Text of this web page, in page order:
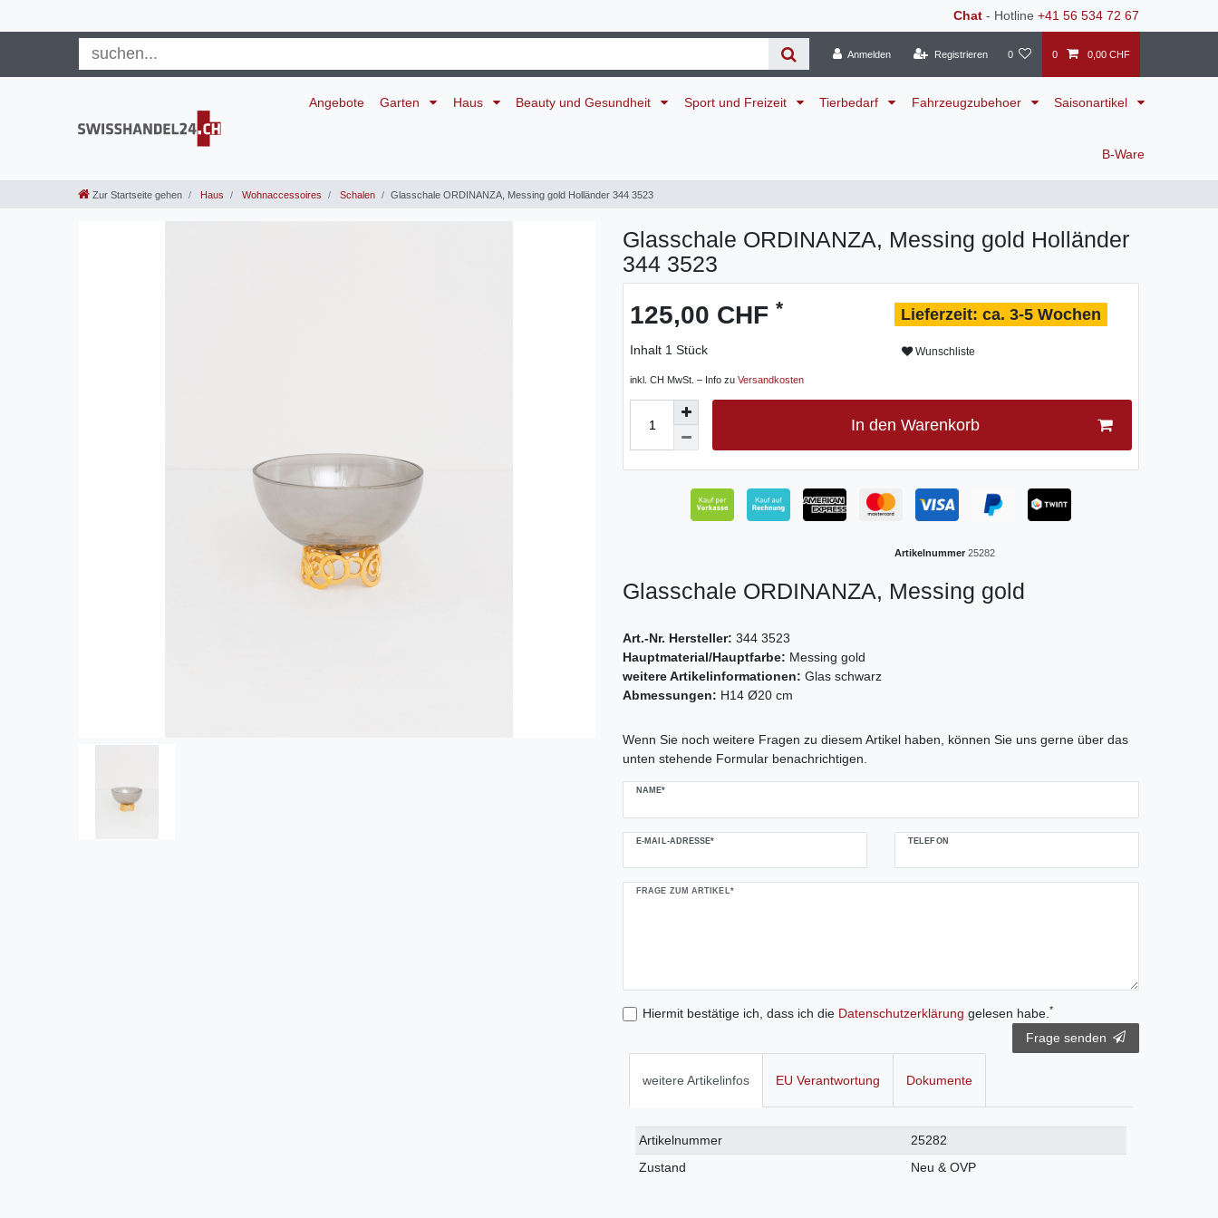
Chat - Hotline +41 56 534 72 67
Anmelden Registrieren 0 0 0,00 CHF
Angebote Garten Haus Beauty und Gesundheit Sport und Freizeit Tierbedarf Fahrzeugzubehoer Saisonartikel
B-Ware
Zur Startseite gehen Haus Wohnaccessoires Schalen Glasschale ORDINANZA, Messing gold Holländer 344 3523
Glasschale ORDINANZA, Messing gold Holländer
344 3523
125,00 CHF *
Inhalt 1 Stück
inkl. CH MwSt. – Info zu Versandkosten
ca. 3-5 Wochen
Wunschliste
In den Warenkorb
Artikelnummer 25282
Glasschale ORDINANZA, Messing gold
Art.-Nr. Hersteller: 344 3523
Hauptmaterial/Hauptfarbe: Messing gold
weitere Artikelinformationen: Glas schwarz
Abmessungen: H14 Ø20 cm
Wenn Sie noch weitere Fragen zu diesem Artikel haben, können Sie uns gerne über das
unten stehende Formular benachrichtigen.
NAME*
E-MAIL-ADRESSE* TELEFON
FRAGE ZUM ARTIKEL*
Hiermit bestätige ich, dass ich die Daten­schutz­erklärung gelesen habe.*
Frage senden
weitere Artikelinfos EU Verantwortung Dokumente
Technisches
Merkmal
Wert
Artikelnummer
25282
Zustand
Neu & OVP